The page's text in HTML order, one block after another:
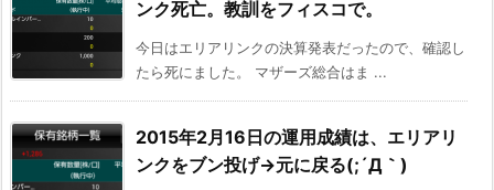
ンク死亡。教訓をフィスコで。
今日はエリアリンクの決算発表だったので、確認し
たら死にました。 マザーズ総合はま ...
2015年2月16日の運用成績は、エリアリ
ンクをブン投げ→元に戻る(;´Д｀)